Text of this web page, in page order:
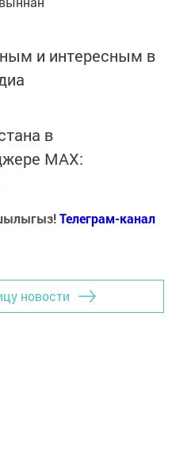
и интересным в
в
MАХ:
Телеграм-канал
новости